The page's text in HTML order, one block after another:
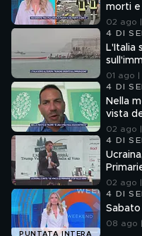
morti
02 ago
4 DI
L'Italia
01 ago |
4 DI
Nella
vista
02 ago
4 DI
02 ago
PUNTATA INTERA
4 DI
08 ago